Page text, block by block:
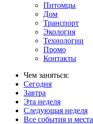
Питомцы
Дом
Транспорт
Экология
Технологии
Промо
Контакты
Чем заняться:
Сегодня
Завтра
Эта неделя
Следующая неделя
Все события и места